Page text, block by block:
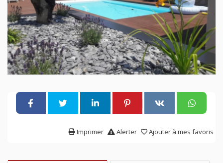
Ajouter à mes favoris
Alerter
Imprimer